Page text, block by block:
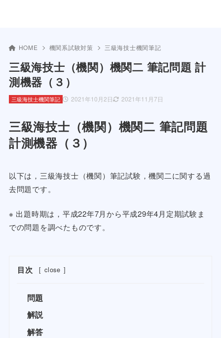
HOME 機関系試験対策 三級海技士機関筆記
三級海技士（機関）機関二 筆記問題 計
測機器（３）
2021年10月2日 2021年11月7日
三級海技士機関筆記
三級海技士（機関）機関二 筆記問題
計測機器（３）
以下は，三級海技士（機関）筆記試験，機関二に関する過
去問題です。
※ 出題時期は，平成22年7月から平成29年4月定期試験ま
での問題を調べたものです。
目次 [ close ]
問題
解説
解答